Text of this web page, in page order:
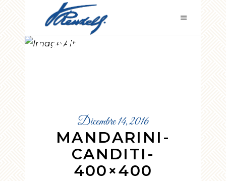
MANDARINI-
CANDITI-
Dicembre 14, 2016
MANDARINI-
CANDITI-
400×400